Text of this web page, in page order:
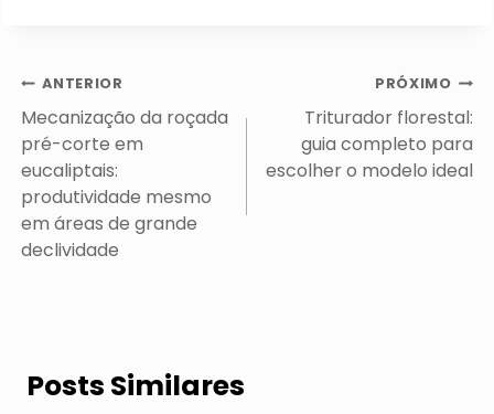
Navegação
de
Post
ANTERIOR
Mecanização da roçada
pré-corte em
eucaliptais:
produtividade mesmo
em áreas de grande
declividade
PRÓXIMO
Triturador florestal:
guia completo para
escolher o modelo ideal
Posts Similares